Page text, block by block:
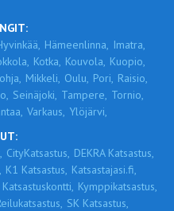
Hämeenlinna, Imatra,
Kotka, Kouvola, Kuopio,
Mikkeli, Oulu, Pori, Raisio,
Seinäjoki, Tampere, Tornio,
Varkaus, Ylöjärvi,
CityKatsastus, DEKRA Katsastus,
K1 Katsastus, Katsastajasi.fi,
Katsastuskontti, Kymppikatsastus,
SK Katsastus,